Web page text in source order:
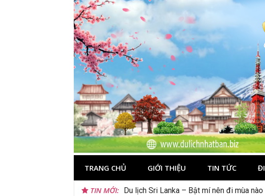
TRANG CHỦ GIỚI THIỆU TIN TỨC
TIN MỚI: Du lịch Sri Lanka – Bật mí nên đi mùa nào